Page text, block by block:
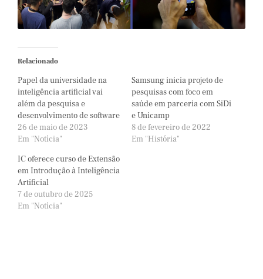
Relacionado
Papel da universidade na
inteligência artificial vai
além da pesquisa e
desenvolvimento de software
26 de maio de 2023
Em "Notícia"
Samsung inicia projeto de
pesquisas com foco em
saúde em parceria com SiDi
e Unicamp
8 de fevereiro de 2022
Em "História"
IC oferece curso de Extensão
em Introdução à Inteligência
Artificial
7 de outubro de 2025
Em "Notícia"